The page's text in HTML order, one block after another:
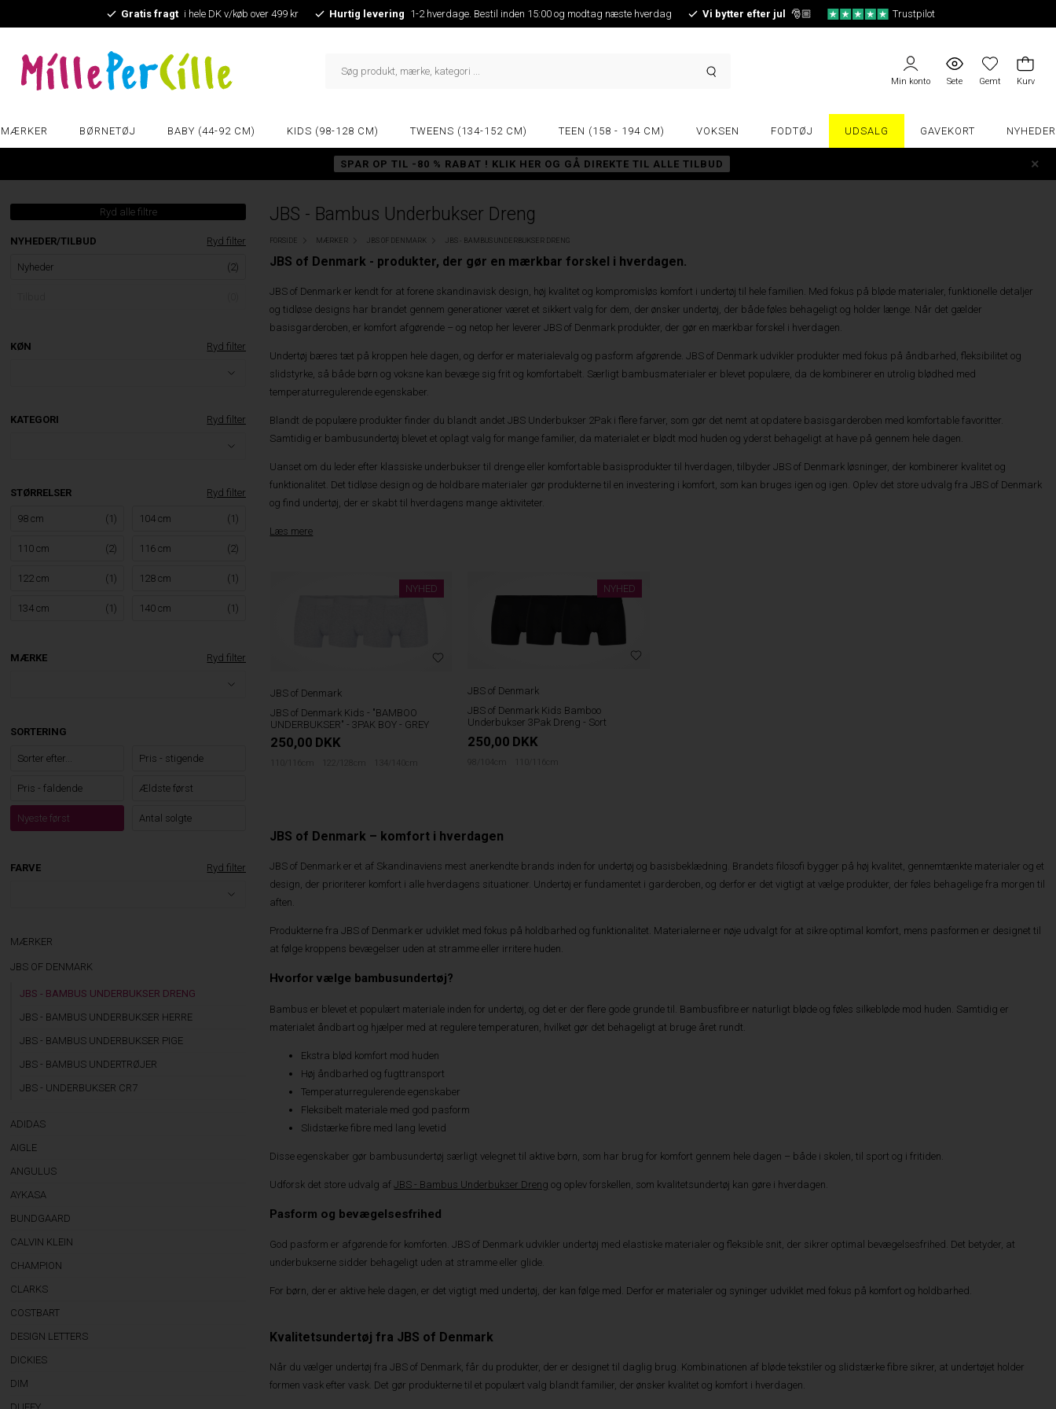
Gratis fragt i hele DK v/køb over 499 kr Hurtig levering 1-2 hverdage. Bestil inden 15:00 og modtag næste hverdag Vi bytter efter jul 🎅🏼 Trustpilot
Min konto Sete Gemt Kurv
MÆRKER BØRNETØJ BABY (44-92 CM) KIDS (98-128 CM) TWEENS (134-152 CM) TEEN (158 - 194 CM) VOKSEN FODTØJ UDSALG GAVEKORT NYHEDER
SPAR OP TIL -80 % RABAT ! KLIK HER OG GÅ DIREKTE TIL ALLE TILBUD
Ryd alle filtre
NYHEDER/TILBUD Ryd filter
Nyheder (2)
KØN Ryd filter
KATEGORI Ryd filter
STØRRELSER Ryd filter
98 cm (1) 104 cm (1)
110 cm (2) 116 cm (2)
122 cm (1) 128 cm (1)
134 cm (1) 140 cm (1)
MÆRKE Ryd filter
SORTERING
Sorter efter... Pris - stigende
Pris - faldende Ældste først
Nyeste først Antal solgte
FARVE Ryd filter
MÆRKER
JBS OF DENMARK
JBS - BAMBUS UNDERBUKSER DRENG
JBS - BAMBUS UNDERBUKSER HERRE
JBS - BAMBUS UNDERBUKSER PIGE
JBS - BAMBUS UNDERTRØJER
JBS - UNDERBUKSER CR7
ADIDAS
AIGLE
ANGULUS
AYKASA
BUNDGAARD
CALVIN KLEIN
CHAMPION
CLARKS
COSTBART
DESIGN LETTERS
DICKIES
DIM
JBS - Bambus Underbukser Dreng
FORSIDE MÆRKER JBS OF DENMARK JBS - BAMBUS UNDERBUKSER DRENG
JBS of Denmark - produkter, der gør en mærkbar forskel i hverdagen.
JBS of Denmark er kendt for at forene skandinavisk design, høj kvalitet og kompromisløs komfort i undertøj til hele familien. Med fokus på bløde materialer, funktionelle detaljer
og tidløse designs har brandet gennem generationer været et sikkert valg for dem, der ønsker undertøj, der både føles behageligt og holder længe. Når det gælder
basisgarderoben, er komfort afgørende – og netop her leverer JBS of Denmark produkter, der gør en mærkbar forskel i hverdagen.
Undertøj bæres tæt på kroppen hele dagen, og derfor er materialevalg og pasform afgørende. JBS of Denmark udvikler produkter med fokus på åndbarhed, fleksibilitet og
slidstyrke, så både børn og voksne kan bevæge sig frit og komfortabelt. Særligt bambusmaterialer er blevet populære, da de kombinerer en utrolig blødhed med
temperaturregulerende egenskaber.
Blandt de populære produkter finder du blandt andet JBS Underbukser 2Pak i flere farver, som gør det nemt at opdatere basisgarderoben med komfortable favoritter.
Samtidig er bambusundertøj blevet et oplagt valg for mange familier, da materialet er blødt mod huden og yderst behageligt at have på gennem hele dagen.
Uanset om du leder efter klassiske underbukser til drenge eller komfortable basisprodukter til hverdagen, tilbyder JBS of Denmark løsninger, der kombinerer kvalitet og
funktionalitet. Det tidløse design og de holdbare materialer gør produkterne til en investering i komfort, som kan bruges igen og igen. Oplev det store udvalg fra JBS of Denmark
og find undertøj, der er skabt til hverdagens mange aktiviteter.
Læs mere
NYHED
JBS of Denmark
JBS of Denmark Kids - "BAMBOO
UNDERBUKSER" - 3PAK BOY - GREY
250,00 DKK
110/116cm 122/128cm 134/140cm
NYHED
JBS of Denmark
JBS of Denmark Kids Bamboo
Underbukser 3Pak Dreng - Sort
250,00 DKK
98/104cm 110/116cm
JBS of Denmark – komfort i hverdagen
JBS of Denmark er et af Skandinaviens mest anerkendte brands inden for undertøj og basisbeklædning. Brandets filosofi bygger på høj kvalitet, gennemtænkte materialer og et
design, der prioriterer komfort i alle hverdagens situationer. Undertøj er fundamentet i garderoben, og derfor er det vigtigt at vælge produkter, der føles behagelige fra morgen til
aften.
Produkterne fra JBS of Denmark er udviklet med fokus på holdbarhed og funktionalitet. Materialerne er nøje udvalgt for at sikre optimal komfort, mens pasformen er designet til
at følge kroppens bevægelser uden at stramme eller irritere huden.
Hvorfor vælge bambusundertøj?
Bambus er blevet et populært materiale inden for undertøj, og det er der flere gode grunde til. Bambusfibre er naturligt bløde og føles silkebløde mod huden. Samtidig er
materialet åndbart og hjælper med at regulere temperaturen, hvilket gør det behageligt at bruge året rundt.
Ekstra blød komfort mod huden
Høj åndbarhed og fugttransport
Temperaturregulerende egenskaber
Fleksibelt materiale med god pasform
Slidstærke fibre med lang levetid
Disse egenskaber gør bambusundertøj særligt velegnet til aktive børn, som har brug for komfort gennem hele dagen – både i skolen, til sport og i fritiden.
Udforsk det store udvalg afJBS - Bambus Underbukser Dreng og oplev forskellen, som kvalitetsundertøj kan gøre i hverdagen.
Pasform og bevægelsesfrihed
God pasform er afgørende for komforten. JBS of Denmark udvikler undertøj med elastiske materialer og fleksible snit, der sikrer optimal bevægelsesfrihed. Det betyder, at
underbukserne sidder behageligt uden at stramme eller glide.
For børn, der er aktive hele dagen, er det vigtigt med undertøj, der kan følge med. Derfor er materialer og syninger udviklet med fokus på komfort og holdbarhed.
Kvalitetsundertøj fra JBS of Denmark
Når du vælger undertøj fra JBS of Denmark, får du produkter, der er designet til daglig brug. Kombinationen af bløde tekstiler og slidstærke fibre sikrer, at undertøjet holder
formen vask efter vask. Det gør produkterne til et populært valg blandt familier, der ønsker kvalitet og komfort i hverdagen.